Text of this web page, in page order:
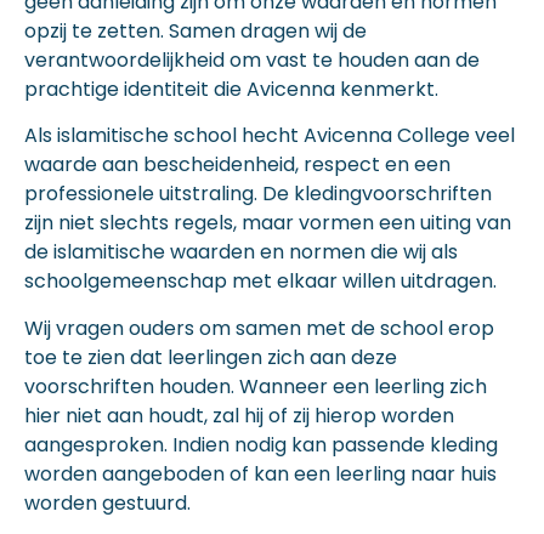
opzij te zetten. Samen dragen wij de
verantwoordelijkheid om vast te houden aan de
prachtige identiteit die Avicenna kenmerkt.
Als islamitische school hecht Avicenna College veel
waarde aan bescheidenheid, respect en een
professionele uitstraling. De kledingvoorschriften
zijn niet slechts regels, maar vormen een uiting van
de islamitische waarden en normen die wij als
schoolgemeenschap met elkaar willen uitdragen.
Wij vragen ouders om samen met de school erop
toe te zien dat leerlingen zich aan deze
voorschriften houden. Wanneer een leerling zich
hier niet aan houdt, zal hij of zij hierop worden
aangesproken. Indien nodig kan passende kleding
worden aangeboden of kan een leerling naar huis
worden gestuurd.